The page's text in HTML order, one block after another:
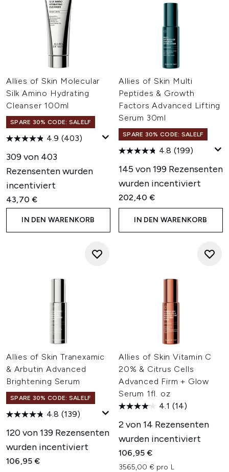
Allies of Skin Molecular
Silk Amino Hydrating
Cleanser 100ml
SPARE 30% CODE: SALELF
4.9 (403)
309 von 403
Rezensenten wurden
incentiviert
43,70 €
IN DEN WARENKORB
Allies of Skin Multi
Peptides & Growth
Factors Advanced Lifting
Serum 30ml
SPARE 30% CODE: SALELF
4.8 (199)
145 von 199 Rezensenten
wurden incentiviert
202,40 €
IN DEN WARENKORB
Allies of Skin Tranexamic
& Arbutin Advanced
Brightening Serum
SPARE 30% CODE: SALELF
4.8 (139)
120 von 139 Rezensenten
wurden incentiviert
106,95 €
Allies of Skin Vitamin C
20% & Citrus Cells
Advanced Firm + Glow
Serum 1fl. oz
4.1 (14)
2 von 14 Rezensenten
wurden incentiviert
106,95 €
3565,00 € pro L